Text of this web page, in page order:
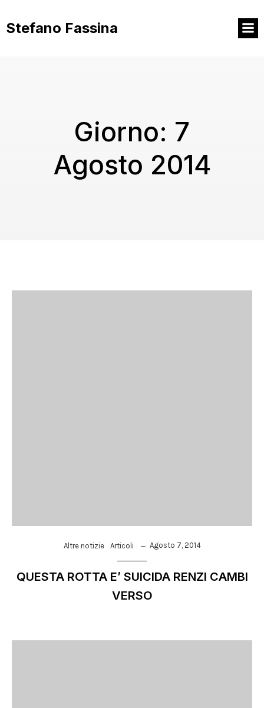
contenuto
Stefano Fassina
Giorno: 7
Agosto 2014
Altre notizie Articoli Agosto 7, 2014
QUESTA ROTTA E’ SUICIDA RENZI CAMBI
VERSO